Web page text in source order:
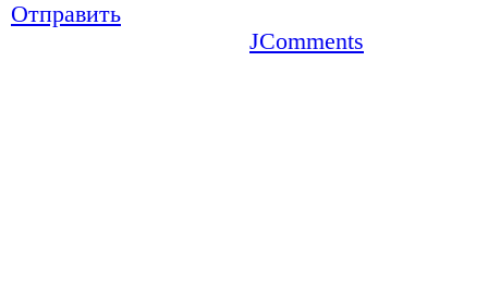
Отправить
JComments